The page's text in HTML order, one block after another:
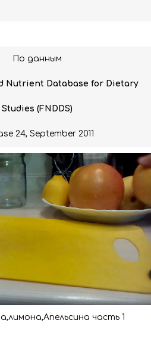
По данным
Nutrient Database for Dietary
Studies (FNDDS)
24, September 2011
часть 1